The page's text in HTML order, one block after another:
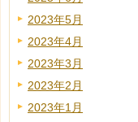
2023年5月
2023年4月
2023年3月
2023年2月
2023年1月